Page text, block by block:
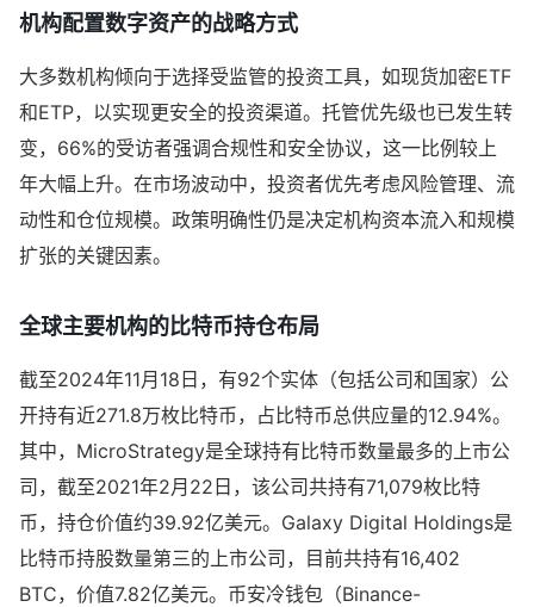
机构配置数字资产的战略方式
大多数机构倾向于选择受监管的投资工具，如现货加密ETF
和ETP，以实现更安全的投资渠道。托管优先级也已发生转
变，66%的受访者强调合规性和安全协议，这一比例较上
年大幅上升。在市场波动中，投资者优先考虑风险管理、流
动性和仓位规模。政策明确性仍是决定机构资本流入和规模
扩张的关键因素。
全球主要机构的比特币持仓布局
截至2024年11月18日，有92个实体（包括公司和国家）公
开持有近271.8万枚比特币，占比特币总供应量的12.94%。
其中，MicroStrategy是全球持有比特币数量最多的上市公
司，截至2021年2月22日，该公司共持有71,079枚比特
币，持仓价值约39.92亿美元。Galaxy Digital Holdings是
比特币持股数量第三的上市公司，目前共持有16,402
BTC，价值7.82亿美元。币安冷钱包（Binance-